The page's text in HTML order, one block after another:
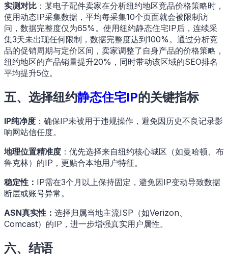
实测对比 ：某电子配件卖家在分析纽约地区竞品价格策略时，
使用动态IP采集数据，平均每采集10个页面就会被限制访
问，数据完整度仅为65%。使用纽约静态住宅IP后，连续采
集3天未出现任何限制，数据完整度达到100%。通过分析竞
品的促销周期与定价区间，卖家调整了自身产品的价格策略，
纽约地区的产品销量提升20%，同时带动该区域的SEO排名
平均提升5位。
五、选择纽约静态住宅IP的关键指标
IP纯净度 ：确保IP未被用于违规操作，避免因历史不良记录影
响网站信任度。
地理位置精准度 ：优先选择来自纽约核心城区（如曼哈顿、布
鲁克林）的IP，更贴合本地用户特征。
稳定性： IP需在3个月以上保持固定，避免因IP变动导致数据
断层或账号异常。
ASN真实性： 选择归属当地主流ISP（如Verizon、
Comcast）的IP，进一步增强真实用户属性。
六、结语